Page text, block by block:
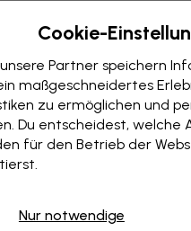
Cookie-
Partner speichern
maßgeschneidertes
zu ermöglichen und
Du entscheidest, welche
für den Betrieb der
Nur notwendige